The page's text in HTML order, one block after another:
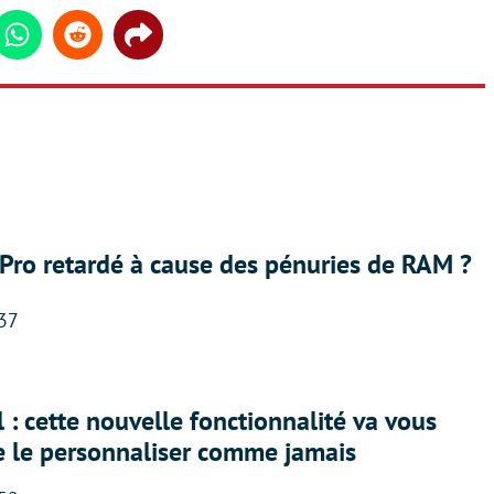
WhatsappReddit Share
retardé à cause des pénuries de RAM ?
: cette nouvelle fonctionnalité va vous
le personnaliser comme jamais